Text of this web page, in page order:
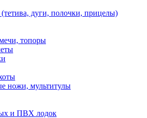
дуги, полочки, прицелы)
топоры
ножи, мультитулы
и ПВХ лодок